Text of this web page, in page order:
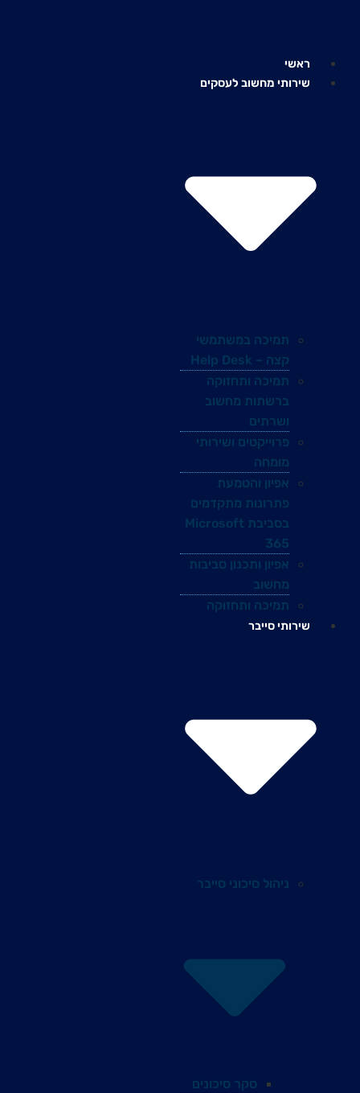
ראשי
שירותי מחשוב לעסקים
תמיכה במשתמשי
קצה – Help Desk
תמיכה ותחזוקה
ברשתות מחשוב
ושרתים
פרוייקטים ושירותי
מומחה
אפיון והטמעת
פתרונות מתקדמים
בסביבת Microsoft
365
אפיון ותכנון סביבות
מחשוב
תמיכה ותחזוקה
שירותי סייבר
ניהול סיכוני סייבר
סקר סיכונים